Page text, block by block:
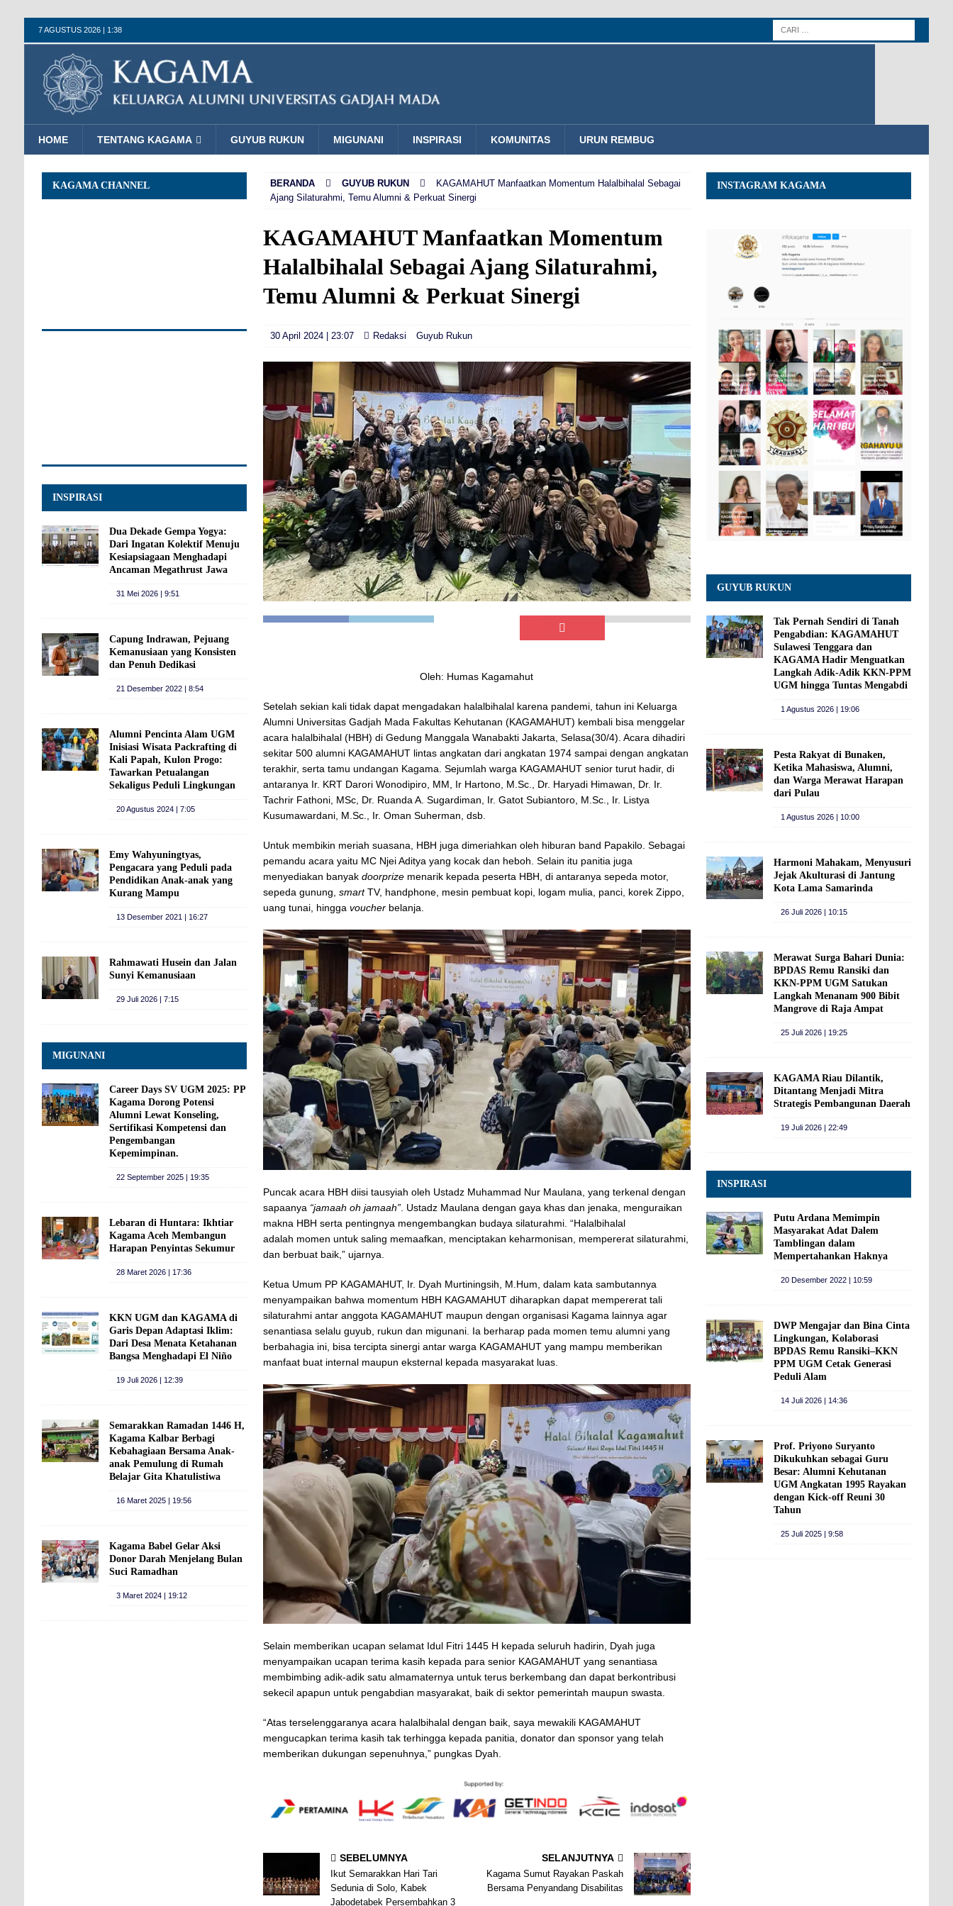
7 AGUSTUS 2026 | 1:38
HOME TENTANG KAGAMA GUYUB RUKUN MIGUNANI INSPIRASI KOMUNITAS URUN REMBUG
BERANDA GUYUB RUKUN
KAGAMAHUT Manfaatkan Momentum Halalbihalal Sebagai
Ajang Silaturahmi, Temu Alumni & Perkuat Sinergi
KAGAMAHUT Manfaatkan Momentum
Halalbihalal Sebagai Ajang Silaturahmi,
Temu Alumni & Perkuat Sinergi
30 April 2024 | 23:07 Redaksi Guyub Rukun
Oleh: Humas Kagamahut
Setelah sekian kali tidak dapat mengadakan halalbihalal karena pandemi, tahun ini Keluarga
Alumni Universitas Gadjah Mada Fakultas Kehutanan (KAGAMAHUT) kembali bisa menggelar
acara halalbihalal (HBH) di Gedung Manggala Wanabakti Jakarta, Selasa(30/4). Acara dihadiri
sekitar 500 alumni KAGAMAHUT lintas angkatan dari angkatan 1974 sampai dengan angkatan
terakhir, serta tamu undangan Kagama. Sejumlah warga KAGAMAHUT senior turut hadir, di
antaranya Ir. KRT Darori Wonodipiro, MM, Ir Hartono, M.Sc., Dr. Haryadi Himawan, Dr. Ir.
Tachrir Fathoni, MSc, Dr. Ruanda A. Sugardiman, Ir. Gatot Subiantoro, M.Sc., Ir. Listya
Kusumawardani, M.Sc., Ir. Oman Suherman, dsb.
Untuk membikin meriah suasana, HBH juga dimeriahkan oleh hiburan band Papakilo. Sebagai
pemandu acara yaitu MC Njei Aditya yang kocak dan heboh. Selain itu panitia juga
menyediakan banyakdoorprize menarik kepada peserta HBH, di antaranya sepeda motor,
sepeda gunung,smartTV, handphone, mesin pembuat kopi, logam mulia, panci, korek Zippo,
uang tunai, hinggavoucher belanja.
Puncak acara HBH diisi tausyiah oleh Ustadz Muhammad Nur Maulana, yang terkenal dengan
sapaanya “jamaah oh jamaah” . Ustadz Maulana dengan gaya khas dan jenaka, menguraikan
makna HBH serta pentingnya mengembangkan budaya silaturahmi. “Halalbihalal
adalah momen untuk saling memaafkan, menciptakan keharmonisan, mempererat silaturahmi,
dan berbuat baik,” ujarnya.
Ketua Umum PP KAGAMAHUT, Ir. Dyah Murtiningsih, M.Hum, dalam kata sambutannya
menyampaikan bahwa momentum HBH KAGAMAHUT diharapkan dapat mempererat tali
silaturahmi antar anggota KAGAMAHUT maupun dengan organisasi Kagama lainnya agar
senantiasa selalu guyub, rukun dan migunani. Ia berharap pada momen temu alumni yang
berbahagia ini, bisa tercipta sinergi antar warga KAGAMAHUT yang mampu memberikan
manfaat buat internal maupun eksternal kepada masyarakat luas.
Selain memberikan ucapan selamat Idul Fitri 1445 H kepada seluruh hadirin, Dyah juga
menyampaikan ucapan terima kasih kepada para senior KAGAMAHUT yang senantiasa
membimbing adik-adik satu almamaternya untuk terus berkembang dan dapat berkontribusi
sekecil apapun untuk pengabdian masyarakat, baik di sektor pemerintah maupun swasta.
“Atas terselenggaranya acara halalbihalal dengan baik, saya mewakili KAGAMAHUT
mengucapkan terima kasih tak terhingga kepada panitia, donator dan sponsor yang telah
memberikan dukungan sepenuhnya,” pungkas Dyah.
SEBELUMNYA
Ikut Semarakkan Hari Tari
Sedunia di Solo, Kabek
Jabodetabek Persembahkan 3
SELANJUTNYA
Kagama Sumut Rayakan Paskah
Bersama Penyandang Disabilitas
KAGAMA CHANNEL
INSPIRASI
Dua Dekade Gempa Yogya:
Dari Ingatan Kolektif Menuju
Kesiapsiagaan Menghadapi
Ancaman Megathrust Jawa
31 Mei 2026 | 9:51
Capung Indrawan, Pejuang
Kemanusiaan yang Konsisten
dan Penuh Dedikasi
21 Desember 2022 | 8:54
Alumni Pencinta Alam UGM
Inisiasi Wisata Packrafting di
Kali Papah, Kulon Progo:
Tawarkan Petualangan
Sekaligus Peduli Lingkungan
20 Agustus 2024 | 7:05
Emy Wahyuningtyas,
Pengacara yang Peduli pada
Pendidikan Anak-anak yang
Kurang Mampu
13 Desember 2021 | 16:27
Rahmawati Husein dan Jalan
Sunyi Kemanusiaan
29 Juli 2026 | 7:15
MIGUNANI
Career Days SV UGM 2025: PP
Kagama Dorong Potensi
Alumni Lewat Konseling,
Sertifikasi Kompetensi dan
Pengembangan
Kepemimpinan.
22 September 2025 | 19:35
Lebaran di Huntara: Ikhtiar
Kagama Aceh Membangun
Harapan Penyintas Sekumur
28 Maret 2026 | 17:36
KKN UGM dan KAGAMA di
Garis Depan Adaptasi Iklim:
Dari Desa Menata Ketahanan
Bangsa Menghadapi El Niño
19 Juli 2026 | 12:39
Semarakkan Ramadan 1446 H,
Kagama Kalbar Berbagi
Kebahagiaan Bersama Anak-
anak Pemulung di Rumah
Belajar Gita Khatulistiwa
16 Maret 2025 | 19:56
Kagama Babel Gelar Aksi
Donor Darah Menjelang Bulan
Suci Ramadhan
3 Maret 2024 | 19:12
INSTAGRAM KAGAMA
GUYUB RUKUN
Tak Pernah Sendiri di Tanah
Pengabdian: KAGAMAHUT
Sulawesi Tenggara dan
KAGAMA Hadir Menguatkan
Langkah Adik-Adik KKN-PPM
UGM hingga Tuntas Mengabdi
1 Agustus 2026 | 19:06
Pesta Rakyat di Bunaken,
Ketika Mahasiswa, Alumni,
dan Warga Merawat Harapan
dari Pulau
1 Agustus 2026 | 10:00
Harmoni Mahakam, Menyusuri
Jejak Akulturasi di Jantung
Kota Lama Samarinda
26 Juli 2026 | 10:15
Merawat Surga Bahari Dunia:
BPDAS Remu Ransiki dan
KKN-PPM UGM Satukan
Langkah Menanam 900 Bibit
Mangrove di Raja Ampat
25 Juli 2026 | 19:25
KAGAMA Riau Dilantik,
Ditantang Menjadi Mitra
Strategis Pembangunan Daerah
19 Juli 2026 | 22:49
INSPIRASI
Putu Ardana Memimpin
Masyarakat Adat Dalem
Tamblingan dalam
Mempertahankan Haknya
20 Desember 2022 | 10:59
DWP Mengajar dan Bina Cinta
Lingkungan, Kolaborasi
BPDAS Remu Ransiki–KKN
PPM UGM Cetak Generasi
Peduli Alam
14 Juli 2026 | 14:36
Prof. Priyono Suryanto
Dikukuhkan sebagai Guru
Besar: Alumni Kehutanan
UGM Angkatan 1995 Rayakan
dengan Kick-off Reuni 30
Tahun
25 Juli 2025 | 9:58